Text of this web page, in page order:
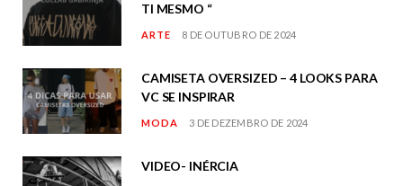
TI MESMO “
ARTE 8 DE OUTUBRO DE 2024
CAMISETA OVERSIZED – 4 LOOKS PARA
VC SE INSPIRAR
MODA 3 DE DEZEMBRO DE 2024
VIDEO- INÉRCIA